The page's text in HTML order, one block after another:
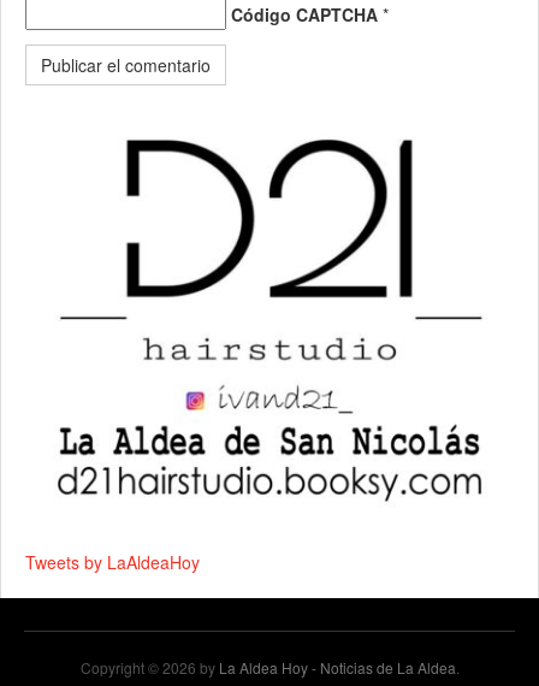
Código CAPTCHA *
Tweets by LaAldeaHoy
Copyright © 2026 by La Aldea Hoy - Noticias de La Aldea